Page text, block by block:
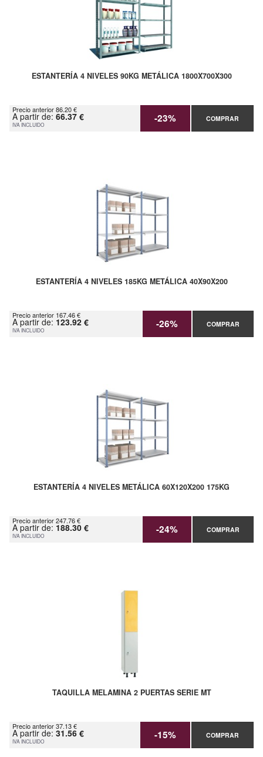
ESTANTERÍA 4 NIVELES 90KG METÁLICA 1800X700X300
Precio anterior 86.20 €
A partir de: 66.37 €
IVA INCLUIDO -23% COMPRAR
ESTANTERÍA 4 NIVELES 185KG METÁLICA 40X90X200
Precio anterior 167.46 €
A partir de: 123.92 €
IVA INCLUIDO -26% COMPRAR
ESTANTERÍA 4 NIVELES METÁLICA 60X120X200 175KG
Precio anterior 247.76 €
A partir de: 188.30 €
IVA INCLUIDO -24% COMPRAR
TAQUILLA MELAMINA 2 PUERTAS SERIE MT
Precio anterior 37.13 €
A partir de: 31.56 €
IVA INCLUIDO -15% COMPRAR